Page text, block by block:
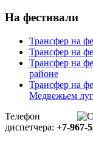
На фестивали
Трансфер на
Трансфер на
Трансфер на
районе
Трансфер на
Медвежьем
Телефон
диспетчера: +7-967-